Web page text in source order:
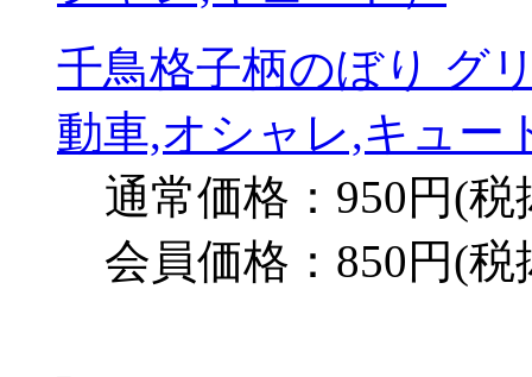
千鳥格子柄のぼり グ
動車,オシャレ,キュー
通常価格：950円(税
会員価格：850円(税